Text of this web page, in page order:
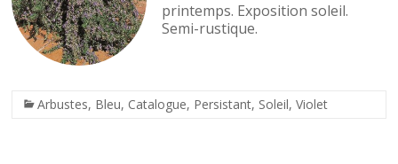
printemps. Exposition soleil.
Semi-rustique.
Arbustes, Bleu, Catalogue, Persistant, Soleil,Violet